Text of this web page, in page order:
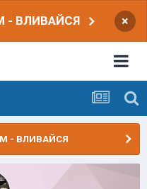
- ВЛИВАЙСЯ ×
- ВЛИВАЙСЯ